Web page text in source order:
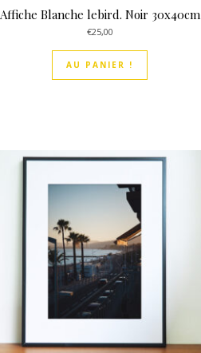
Affiche Blanche lebird. Noir 30x40cm
€25,00
AU PANIER !